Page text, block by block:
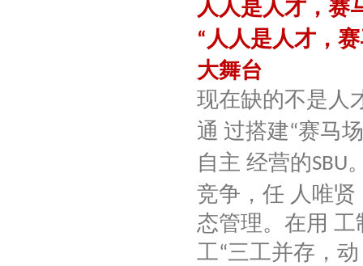
人人是人才，赛
“人人是人才，
大舞台
现在缺的不是人
通 过搭建“赛马场
自主 经营的SBU
竞争，任 人唯
态管理。在用
工“三工并存，